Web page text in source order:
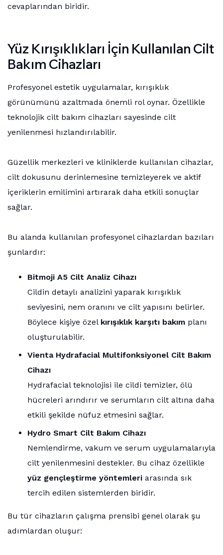
cevaplarından biridir.
Yüz Kırışıklıkları İçin Kullanılan Cilt
Bakım Cihazları
Profesyonel estetik uygulamalar, kırışıklık
görünümünü azaltmada önemli rol oynar. Özellikle
teknolojik cilt bakım cihazları sayesinde cilt
yenilenmesi hızlandırılabilir.
Güzellik merkezleri ve kliniklerde kullanılan cihazlar,
cilt dokusunu derinlemesine temizleyerek ve aktif
içeriklerin emilimini artırarak daha etkili sonuçlar
sağlar.
Bu alanda kullanılan profesyonel cihazlardan bazıları
şunlardır:
Bitmoji A5 Cilt Analiz Cihazı
Cildin detaylı analizini yaparak kırışıklık
seviyesini, nem oranını ve cilt yapısını belirler.
Böylece kişiye özel kırışıklık karşıtı bakım planı
oluşturulabilir.
Vienta Hydrafacial Multifonksiyonel Cilt Bakım
Cihazı
Hydrafacial teknolojisi ile cildi temizler, ölü
hücreleri arındırır ve serumların cilt altına daha
etkili şekilde nüfuz etmesini sağlar.
Hydro Smart Cilt Bakım Cihazı
Nemlendirme, vakum ve serum uygulamalarıyla
cilt yenilenmesini destekler. Bu cihaz özellikle
yüz gençleştirme yöntemleri arasında sık
tercih edilen sistemlerden biridir.
Bu tür cihazların çalışma prensibi genel olarak şu
adımlardan oluşur: